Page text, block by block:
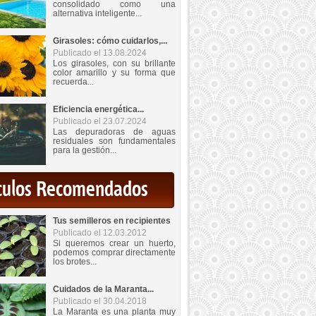
consolidado como una
alternativa inteligente...
Girasoles: cómo cuidarlos,...
Publicado el 13.08.2024
Los girasoles, con su brillante
color amarillo y su forma que
recuerda...
Eficiencia energética...
Publicado el 23.07.2024
Las depuradoras de aguas
residuales son fundamentales
para la gestión...
Recomendados
Tus semilleros en recipientes
Publicado el 12.03.2012
Si queremos crear un huerto,
podemos comprar directamente
los brotes...
Cuidados de la Maranta...
Publicado el 30.04.2018
La Maranta es una planta muy